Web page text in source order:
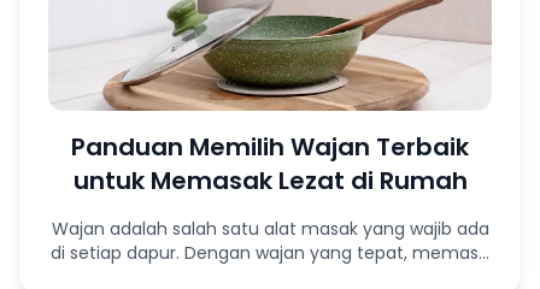
Panduan Memilih Wajan Terbaik
untuk Memasak Lezat di Rumah
Wajan adalah salah satu alat masak yang wajib ada
di setiap dapur. Dengan wajan yang tepat, memas...